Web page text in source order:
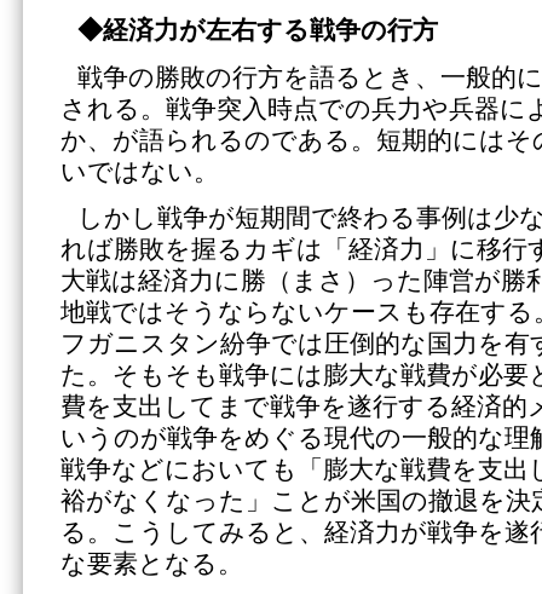
◆経済力が左右する戦争の行方
戦争の勝敗の行方を語るとき、一般的
される。戦争突入時点での兵力や兵器に
か、が語られるのである。短期的にはそ
いではない。
しかし戦争が短期間で終わる事例は少
れば勝敗を握るカギは「経済力」に移行
大戦は経済力に勝（まさ）った陣営が勝
地戦ではそうならないケースも存在す
フガニスタン紛争では圧倒的な国力を有
た。そもそも戦争には膨大な戦費が必要
費を支出してまで戦争を遂行する経済的
いうのが戦争をめぐる現代の一般的な
戦争などにおいても「膨大な戦費を支出
裕がなくなった」ことが米国の撤退を決
る。こうしてみると、経済力が戦争を遂
な要素となる。